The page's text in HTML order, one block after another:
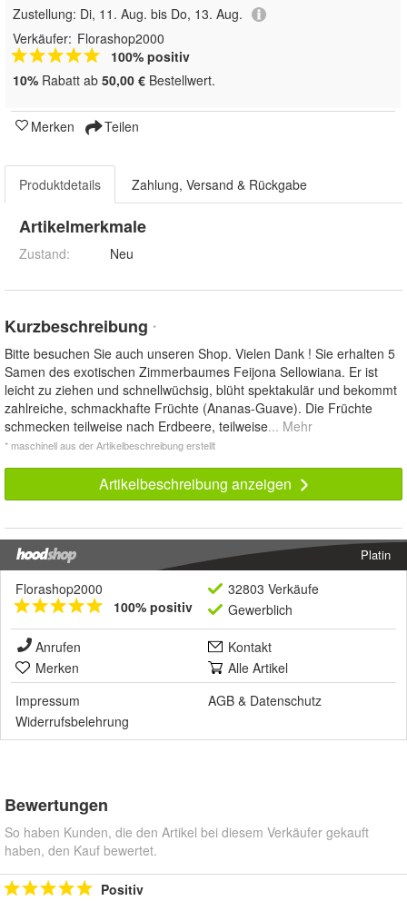
Zustellung: Di, 11. Aug. bis Do, 13. Aug.
Verkäufer: Florashop2000
100% positiv
10% Rabatt ab 50,00 € Bestellwert.
Merken Teilen
Produktdetails Zahlung, Versand & Rückgabe
Artikelmerkmale
Zustand: Neu
Kurzbeschreibung *
Bitte besuchen Sie auch unseren Shop. Vielen Dank ! Sie erhalten 5
Samen des exotischen Zimmerbaumes Feijona Sellowiana. Er ist
leicht zu ziehen und schnellwüchsig, blüht spektakulär und bekommt
zahlreiche, schmackhafte Früchte (Ananas-Guave). Die Früchte
schmecken teilweise nach Erdbeere, teilweise... Mehr
* maschinell aus der Artikelbeschreibung erstellt
Artikelbeschreibung anzeigen
Platin
Florashop2000
100% positiv
32803 Verkäufe
Gewerblich
Anrufen
Kontakt
Merken
Alle Artikel
Impressum
AGB & Datenschutz
Widerrufsbelehrung
Bewertungen
So haben Kunden, die den Artikel bei diesem Verkäufer gekauft
haben, den Kauf bewertet.
Positiv